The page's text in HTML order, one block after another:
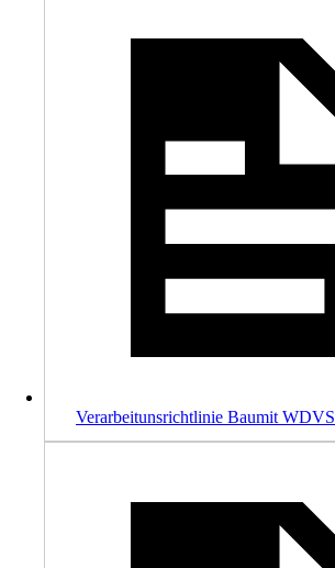
Verarbeitunsrichtlinie Baumit WDVS